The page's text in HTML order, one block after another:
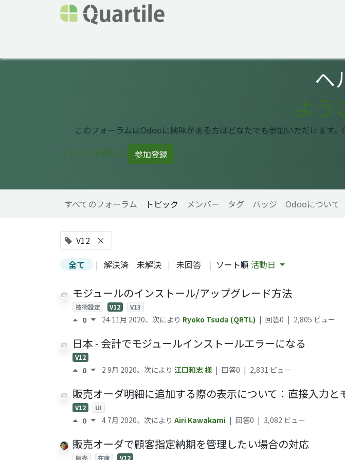
ヘ
よう
このフォーラムはOdooに興味がある方はどなたでも参加いただけます
イントロを閉じる
参加登録
すべてのフォーラム トピック メンバー タグ バッジ Odooについて
V12 ×
全て
| 解決済 未解決 | 未回答 | ソート順 活動日
モジュールのインストール/アップグレード方法
技術設定 V12 V13
0 24 11月 2020、次により Ryoko Tsuda (QRTL) | 回答0 | 2,805 ビュー
日本 - 会計でモジュールインストールエラーになる
V12
0 2 9月 2020、次により 江口和志様 | 回答0 | 2,831 ビュー
販売オーダ明細に追加する際の表示について：直接入力と
V12 UI
0 4 7月 2020、次により Airi Kawakami | 回答0 | 3,082 ビュー
販売オーダで顧客指定納期を管理したい場合の対応
販売 在庫 V12